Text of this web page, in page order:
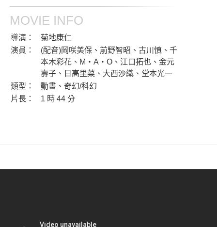
MOVIE INFO
導演：
菊地康仁
演員：
(配音)岡咲美保、前野智昭、古川慎、千
本木彩花、M・A・O、江口拓也、金元
壽子、日高里菜、大西沙織、堂本光一
類型：
動畫、奇幻/科幻
片長：
1 時 44 分